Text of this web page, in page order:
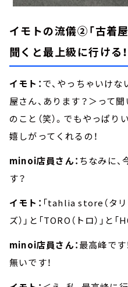
イモトの流儀②「古着
聞くと最上級に行ける！
イモト：で、やっちゃいけ
屋さん、あります？＞って
のこと（笑）。でもやっぱ
嬉しがってくれるの！
minoi店員さん： ちなみに
す？
イモト： 「tahlia store（タリ
ズ）」と「TORO（トロ）」と
minoi店員さん：最高峰です
無いです！